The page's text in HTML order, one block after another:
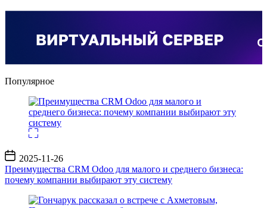
Популярное
Дата
записи
2025-11-26
Преимущества CRM Odoo для малого и среднего бизнеса:
почему компании выбирают эту систему